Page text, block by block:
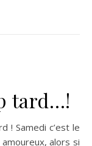
tard…!
alors si